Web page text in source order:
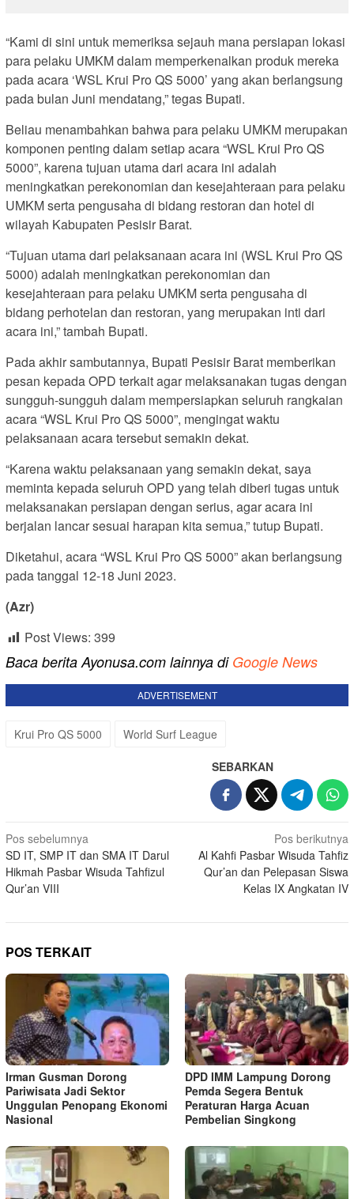
“Kami di sini untuk memeriksa sejauh mana persiapan lokasi
para pelaku UMKM dalam memperkenalkan produk mereka
pada acara ‘WSL Krui Pro QS 5000’ yang akan berlangsung
pada bulan Juni mendatang,” tegas Bupati.
Beliau menambahkan bahwa para pelaku UMKM merupakan
komponen penting dalam setiap acara “WSL Krui Pro QS
5000”, karena tujuan utama dari acara ini adalah
meningkatkan perekonomian dan kesejahteraan para pelaku
UMKM serta pengusaha di bidang restoran dan hotel di
wilayah Kabupaten Pesisir Barat.
“Tujuan utama dari pelaksanaan acara ini (WSL Krui Pro QS
5000) adalah meningkatkan perekonomian dan
kesejahteraan para pelaku UMKM serta pengusaha di
bidang perhotelan dan restoran, yang merupakan inti dari
acara ini,” tambah Bupati.
Pada akhir sambutannya, Bupati Pesisir Barat memberikan
pesan kepada OPD terkait agar melaksanakan tugas dengan
sungguh-sungguh dalam mempersiapkan seluruh rangkaian
acara “WSL Krui Pro QS 5000”, mengingat waktu
pelaksanaan acara tersebut semakin dekat.
“Karena waktu pelaksanaan yang semakin dekat, saya
meminta kepada seluruh OPD yang telah diberi tugas untuk
melaksanakan persiapan dengan serius, agar acara ini
berjalan lancar sesuai harapan kita semua,” tutup Bupati.
Diketahui, acara “WSL Krui Pro QS 5000” akan berlangsung
pada tanggal 12-18 Juni 2023.
(Azr)
Post Views: 399
Baca berita Ayonusa.com lainnya di Google News
ADVERTISEMENT
Krui Pro QS 5000 World Surf League
SEBARKAN
Navigasi
pos
Pos sebelumnya
SD IT, SMP IT dan SMA IT Darul
Hikmah Pasbar Wisuda Tahfizul
Qur’an VIII
Pos berikutnya
Al Kahfi Pasbar Wisuda Tahfiz
Qur’an dan Pelepasan Siswa
Kelas IX Angkatan IV
POS TERKAIT
Irman Gusman Dorong
Pariwisata Jadi Sektor
Unggulan Penopang Ekonomi
Nasional
DPD IMM Lampung Dorong
Pemda Segera Bentuk
Peraturan Harga Acuan
Pembelian Singkong